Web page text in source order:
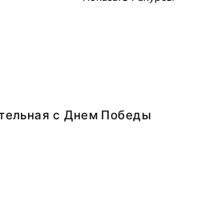
с Днем Победы